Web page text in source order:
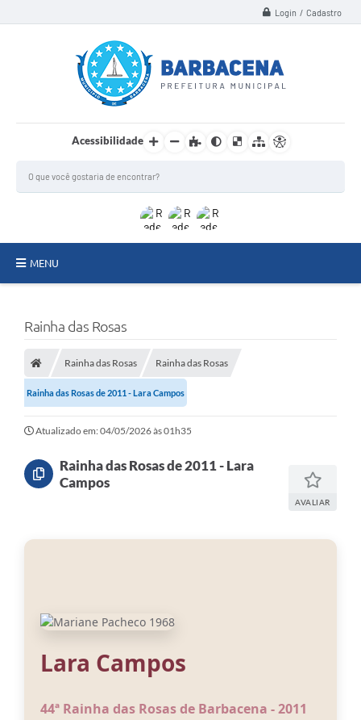
Login / Cadastro
Acessibilidade
MENU
Secretarias
Meio Ambiente
EDOB
Ouvidoria
Transparência
Serviços
PCA (Planos de Contratações Anuais)
E-SUS
Rainha das Rosas
Rainha das Rosas Rainha das Rosas
Rainha das Rosas de 2011 - Lara Campos
Atualizado em: 04/05/2026 às 01h35
Rainha das Rosas de 2011 - Lara
Campos
AVALIAR
Lara Campos
44ª Rainha das Rosas de Barbacena - 2011